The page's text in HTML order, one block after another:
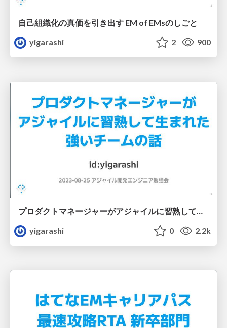
自己組織化の真価を引き出す EM of EMsのしごと
yigarashi
2 900
プロダクトマネージャーがアジャイルに習熟して生まれた強いチームの話
yigarashi
0 2.2k